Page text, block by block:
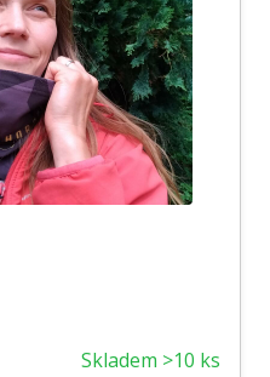
Skladem >10 ks